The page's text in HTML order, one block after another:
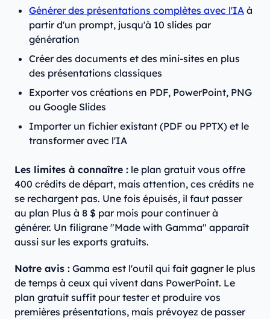
Générer des présentations complètes avec l'IA à
partir d'un prompt, jusqu'à 10 slides par
génération
Créer des documents et des mini-sites en plus
des présentations classiques
Exporter vos créations en PDF, PowerPoint, PNG
ou Google Slides
Importer un fichier existant (PDF ou PPTX) et le
transformer avec l'IA
Les limites à connaître : le plan gratuit vous offre
400 crédits de départ, mais attention, ces crédits ne
se rechargent pas. Une fois épuisés, il faut passer
au plan Plus à 8 $ par mois pour continuer à
générer. Un filigrane "Made with Gamma" apparaît
aussi sur les exports gratuits.
Notre avis : Gamma est l'outil qui fait gagner le plus
de temps à ceux qui vivent dans PowerPoint. Le
plan gratuit suffit pour tester et produire vos
premières présentations, mais prévoyez de passer